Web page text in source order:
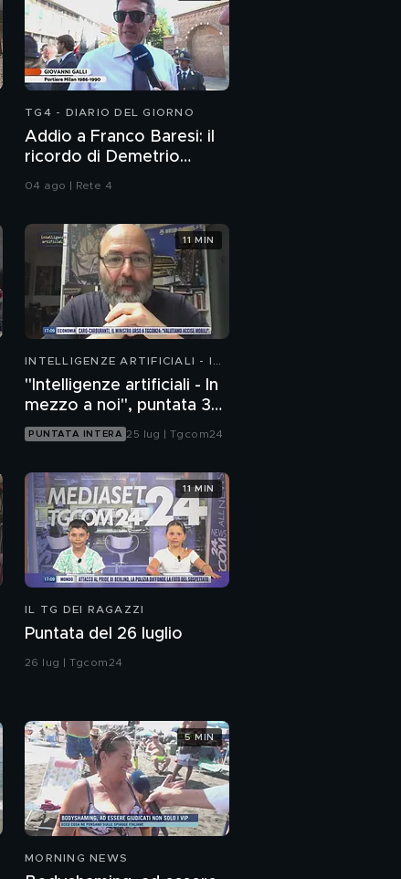
TG4 - DIARIO DEL GIORNO
Addio a Franco Baresi: il
ricordo di Demetrio
Albertini, Clarence
04 ago | Rete 4
INTELLIGENZE ARTIFICIALI - IN
"Intelligenze artificiali - In
mezzo a noi", puntata 35:
il progetto Glasswing
PUNTATA INTERA 25 lug | Tgcom24
11 MIN
IL TG DEI RAGAZZI
Puntata del 26 luglio
26 lug | Tgcom24
11 MIN
MORNING NEWS
5 MIN